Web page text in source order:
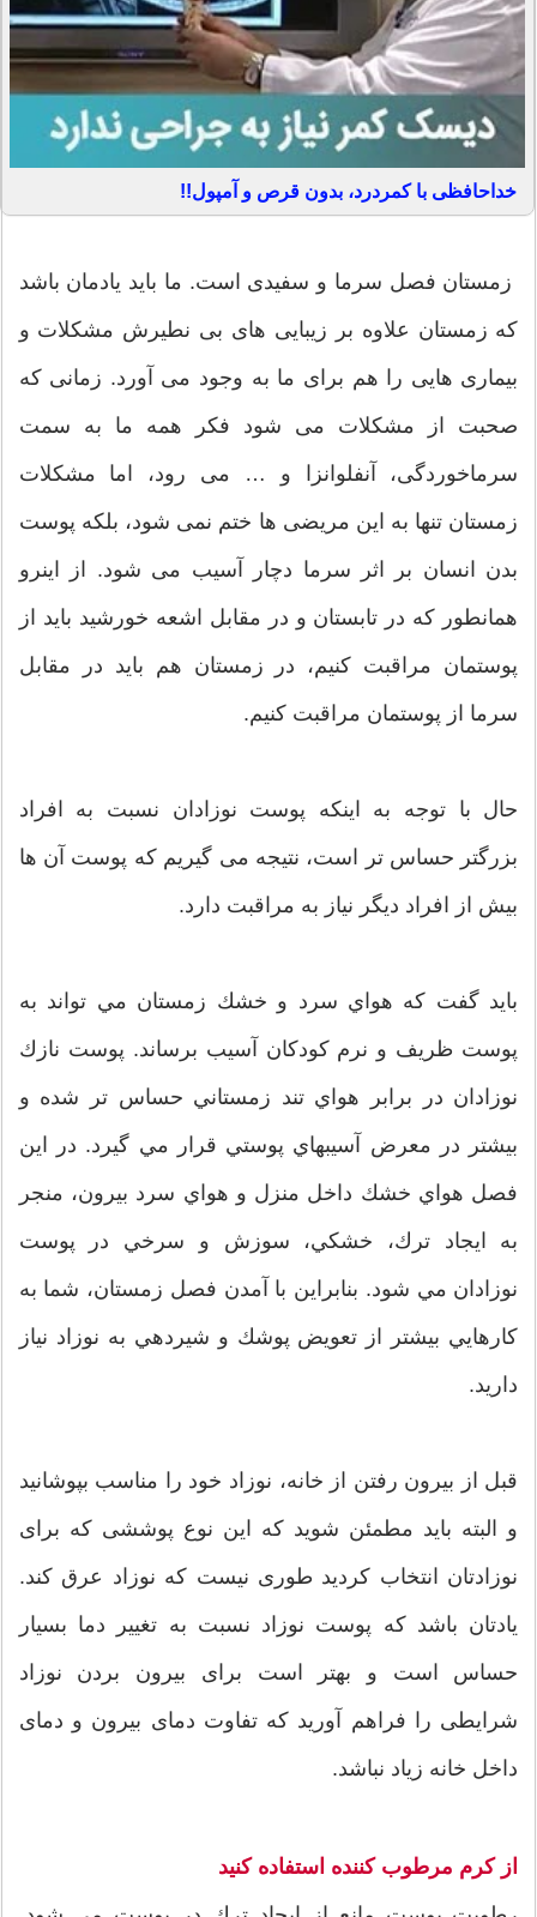
خداحافظی با کمردرد، بدون قرص و آمپول!!
زمستان فصل سرما و سفیدی است. ما باید یادمان باشد
که زمستان علاوه بر زیبایی های بی نطیرش مشکلات و
بیماری هایی را هم برای ما به وجود می آورد. زمانی که
صحبت از مشکلات می شود فکر همه ما به سمت
سرماخوردگی، آنفلوانزا و … می رود، اما مشکلات
زمستان تنها به این مریضی ها ختم نمی شود، بلکه پوست
بدن انسان بر اثر سرما دچار آسیب می شود. از اینرو
همانطور که در تابستان و در مقابل اشعه خورشید باید از
پوستمان مراقبت کنیم، در زمستان هم باید در مقابل
سرما از پوستمان مراقبت کنیم.
حال با توجه به اینکه پوست نوزادان نسبت به افراد
بزرگتر حساس تر است، نتیجه می گیریم که پوست آن ها
بیش از افراد دیگر نیاز به مراقبت دارد.
باید گفت که هواي سرد و خشك زمستان مي تواند به
پوست ظريف و نرم كودكان آسيب برساند. پوست نازك
نوزادان در برابر هواي تند زمستاني حساس تر شده و
بيشتر در معرض آسيبهاي پوستي قرار مي گيرد. در اين
فصل هواي خشك داخل منزل و هواي سرد بيرون، منجر
به ايجاد ترك، خشكي، سوزش و سرخي در پوست
نوزادان مي شود. بنابراين با آمدن فصل زمستان، شما به
كارهايي بيشتر از تعويض پوشك و شيردهي به نوزاد نياز
دارید.
قبل از بیرون رفتن از خانه، نوزاد خود را مناسب بپوشانید
و البته باید مطمئن شوید که این نوع پوششی که برای
نوزادتان انتخاب کردید طوری نیست که نوزاد عرق کند.
یادتان باشد که پوست نوزاد نسبت به تغییر دما بسیار
حساس است و بهتر است برای بیرون بردن نوزاد
شرایطی را فراهم آورید که تفاوت دمای بیرون و دمای
داخل خانه زیاد نباشد.
از کرم مرطوب کننده استفاده کنید